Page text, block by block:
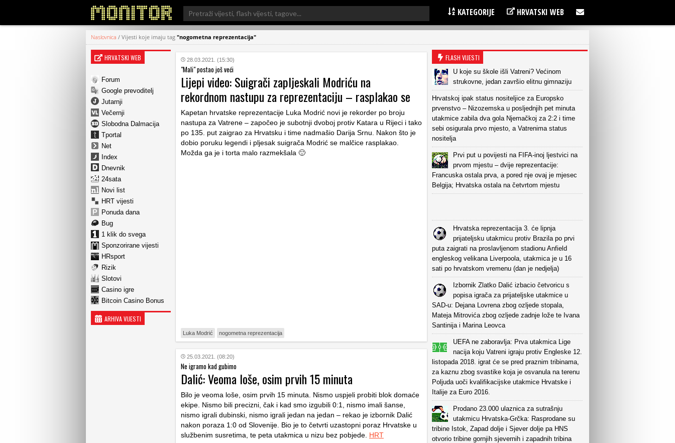
Search
for:
KATEGORIJE HRVATSKI WEB
Naslovnica / Vijesti koje imaju tag "nogometna reprezentacija"
HRVATSKI WEB
Forum
Google prevoditelj
Jutarnji
Večernji
Slobodna Dalmacija
Tportal
Net
Index
Dnevnik
24sata
Novi list
HRT vijesti
Ponuda dana
Bug
1 klik do svega
Sponzorirane vijesti
HRsport
Rizik
Slotovi
Casino igre
Bitcoin Casino Bonus
ARHIVA VIJESTI
28.03.2021. (15:30)
"Mali" postao još veći
Lijepi video: Suigrači zapljeskali Modriću na
rekordnom nastupu za reprezentaciju – rasplakao se
Kapetan hrvatske reprezentacije Luka Modrić novi je rekorder po broju
nastupa za Vatrene – započeo je subotnji dvoboj protiv Katara u Rijeci i tako
po 135. put zaigrao za Hrvatsku i time nadmašio Darija Srnu. Nakon što je
dobio poruku legendi i pljesak suigrača Modrić se malčice rasplakao.
Možda ga je i torta malo razmekšala 🙂
Luka Modrić nogometna reprezentacija
25.03.2021. (08:20)
Ne igramo kad gubimo
Dalić: Veoma loše, osim prvih 15 minuta
Bilo je veoma loše, osim prvih 15 minuta. Nismo uspjeli probiti blok domaće
ekipe. Nismo bili precizni, čak i kad smo izgubili 0:1, nismo imali šanse,
nismo igrali dubinski, nismo igrali jedan na jedan – rekao je izbornik Dalić
nakon poraza 1:0 od Slovenije. Bio je to četvrti uzastopni poraz Hrvatske u
službenim susretima, te peta utakmica u nizu bez pobjede. HRT
FLASH VIJESTI
U koje su škole išli Vatreni? Većinom
strukovne, jedan završio elitnu gimnaziju
Hrvatskoj ipak status nositeljice za Europsko
prvenstvo – Nizozemska u posljednjih pet minuta
utakmice zabila dva gola Njemačkoj za 2:2 i time
sebi osigurala prvo mjesto, a Vatrenima status
nositelja
Prvi put u povijesti na FIFA-inoj ljestvici na
prvom mjestu – dvije reprezentacije:
Francuska ostala prva, a pored nje ovaj je mjesec
Belgija; Hrvatska ostala na četvrtom mjestu
Hrvatska reprezentacija 3. će lipnja
prijateljsku utakmicu protiv Brazila po prvi
puta zaigrati na proslavljenom stadionu Anfield
engleskog velikana Liverpoola, utakmica je u 16
sati po hrvatskom vremenu (dan je nedjelja)
Izbornik Zlatko Dalić izbacio četvoricu s
popisa igrača za prijateljske utakmice u
SAD-u: Dejana Lovrena zbog ozljede stopala,
Mateja Mitrovića zbog ozljede zadnje lože te Ivana
Santinija i Marina Leovca
UEFA ne zaboravlja: Prva utakmica Lige
nacija koju Vatreni igraju protiv Engleske 12.
listopada 2018. igrat će se pred praznim tribinama,
za kaznu zbog svastike koja je osvanula na terenu
Poljuda uoči kvalifikacijske utakmice Hrvatske i
Italije za Euro 2016.
Prodano 23.000 ulaznica za sutrašnju
utakmicu Hrvatska-Grčka: Rasprodane su
tribine Istok, Zapad dolje i Sjever dolje pa HNS
otvorio tribine gornjih sjevernih i zapadnih tribina